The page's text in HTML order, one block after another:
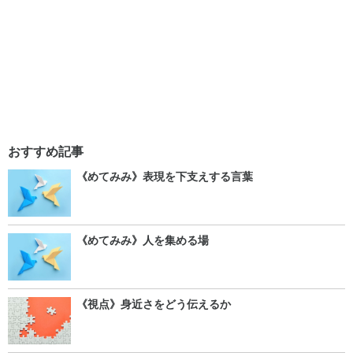
おすすめ記事
《めてみみ》表現を下支えする言葉
《めてみみ》人を集める場
《視点》身近さをどう伝えるか